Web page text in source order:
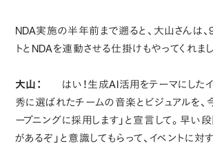
NDA実施の半年前まで遡ると、大山さんは
トとNDAを連動させる仕掛けもやってくれま
大山：
はい！生成AI活用をテーマにした
秀に選ばれたチームの音楽とビジュアルを
ープニングに採用します」と宣言して。早い
があるぞ」と意識してもらって、イベントに対